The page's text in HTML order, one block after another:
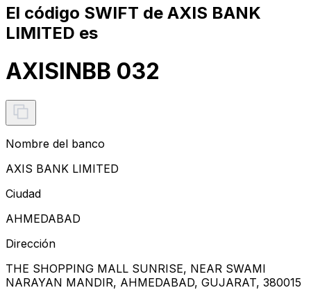
El código SWIFT de AXIS BANK
LIMITED es
AXISINBB 032
Nombre del banco
AXIS BANK LIMITED
Ciudad
AHMEDABAD
Dirección
THE SHOPPING MALL SUNRISE, NEAR SWAMI
NARAYAN MANDIR, AHMEDABAD, GUJARAT, 380015